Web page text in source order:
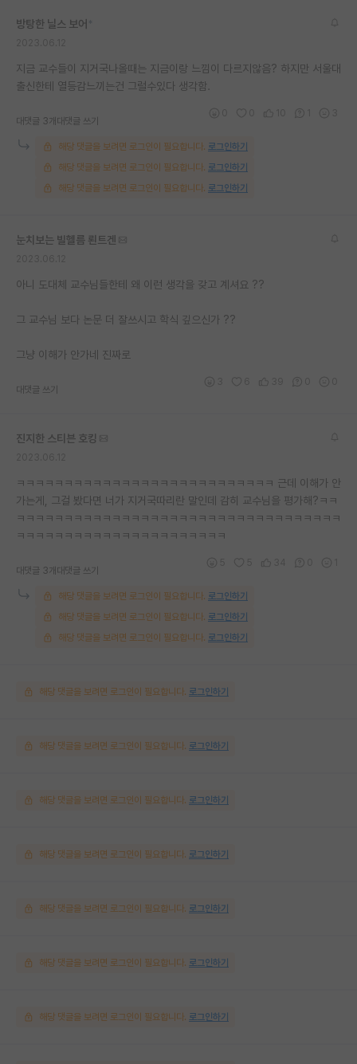
커리어
이벤트
재팬라운지 🌸
방탕한 닐스 보어
지금 교수들이 지거국나올때는 지금이랑 느낌이 다르지않음? 하지만 서울대
출신한테 열등감느끼는건 그럴수있다 생각함.
대댓글 3개 대댓글 쓰기
해당 댓글을 보려면 로그인이 필요합니다. 로그인하기
해당 댓글을 보려면 로그인이 필요합니다. 로그인하기
해당 댓글을 보려면 로그인이 필요합니다. 로그인하기
눈치보는 빌헬름 뢴트겐
아니 도대체 교수님들한테 왜 이런 생각을 갖고 계셔요 ??
그 교수님 보다 논문 더 잘쓰시고 학식 깊으신가 ??
그냥 이해가 안가네 진짜로
대댓글 쓰기
진지한 스티븐 호킹
ㅋㅋㅋㅋㅋㅋㅋㅋㅋㅋㅋㅋㅋㅋㅋㅋㅋㅋㅋㅋㅋㅋㅋㅋㅋㅋㅋ 근데 이해가 안
가는게, 그걸 봤다면 너가 지거국따리란 말인데 감히 교수님을 평가해?ㅋㅋ
ㅋㅋㅋㅋㅋㅋㅋㅋㅋㅋㅋㅋㅋㅋㅋㅋㅋㅋㅋㅋㅋㅋㅋㅋㅋㅋㅋㅋㅋㅋㅋㅋㅋㅋ
ㅋㅋㅋㅋㅋㅋㅋㅋㅋㅋㅋㅋㅋㅋㅋㅋㅋㅋㅋㅋㅋㅋ
대댓글 3개 대댓글 쓰기
해당 댓글을 보려면 로그인이 필요합니다. 로그인하기
해당 댓글을 보려면 로그인이 필요합니다. 로그인하기
해당 댓글을 보려면 로그인이 필요합니다. 로그인하기
해당 댓글을 보려면 로그인이 필요합니다. 로그인하기
해당 댓글을 보려면 로그인이 필요합니다. 로그인하기
해당 댓글을 보려면 로그인이 필요합니다. 로그인하기
해당 댓글을 보려면 로그인이 필요합니다. 로그인하기
해당 댓글을 보려면 로그인이 필요합니다. 로그인하기
해당 댓글을 보려면 로그인이 필요합니다. 로그인하기
해당 댓글을 보려면 로그인이 필요합니다. 로그인하기